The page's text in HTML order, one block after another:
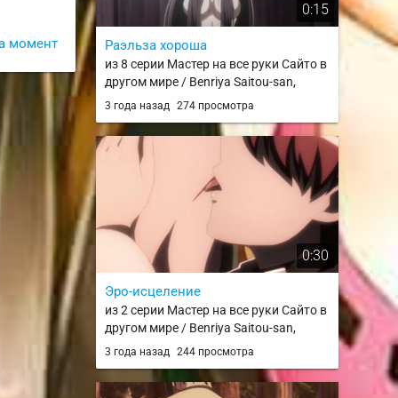
момент
0:15
Раэльза хороша
из 8 серии Мастер на все руки Сайто в
другом мире / Benriya Saitou-san,
Isekai ni Iku
3 года назад 274 просмотра
0:30
Эро-исцеление
из 2 серии Мастер на все руки Сайто в
другом мире / Benriya Saitou-san,
Isekai ni Iku
3 года назад 244 просмотра